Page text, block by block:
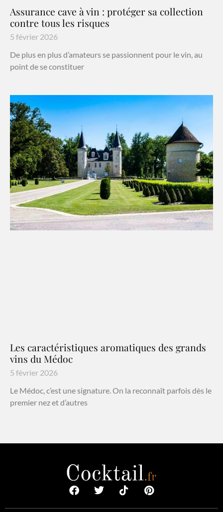
Assurance cave à vin : protéger sa collection
contre tous les risques
5 février 2026
De plus en plus d’amateurs se passionnent pour le vin, au
point de se constituer
Les caractéristiques aromatiques des grands
vins du Médoc
5 février 2026
Le Médoc, c’est une signature. On la reconnaît parfois dès le
premier nez et d’autres